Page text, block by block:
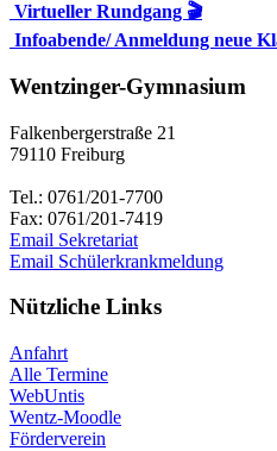
Virtueller Rundgang 🎬
Infoabende/ Anmeldung neue
Wentzinger-Gymnasium
Falkenbergerstraße 21
79110 Freiburg
Tel.: 0761/201-7700
Fax: 0761/201-7419
Email Sekretariat
Email Schülerkrankmeldung
Nützliche Links
Anfahrt
Alle Termine
WebUntis
Wentz-Moodle
Förderverein